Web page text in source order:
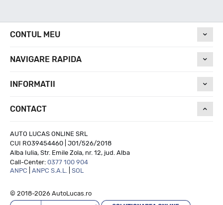
CONTUL MEU
NAVIGARE RAPIDA
INFORMATII
CONTACT
AUTO LUCAS ONLINE SRL
CUI RO39454460 | J01/526/2018
Alba Iulia, Str. Emile Zola, nr. 12, jud. Alba
Call-Center: 0377 100 904
ANPC
ANPC S.A.L. SOL
© 2018-2026 AutoLucas.ro